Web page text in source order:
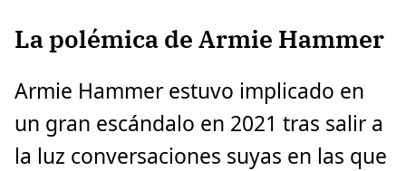
La polémica de Armie Hammer
Armie Hammer estuvo implicado en
un gran escándalo en 2021 tras salir a
la luz conversaciones suyas en las que